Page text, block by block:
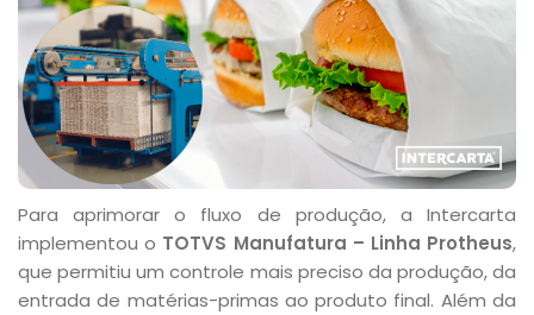
Para aprimorar o fluxo de produção, a Intercarta
implementou o TOTVS Manufatura – Linha Protheus,
que permitiu um controle mais preciso da produção, da
entrada de matérias-primas ao produto final. Além da